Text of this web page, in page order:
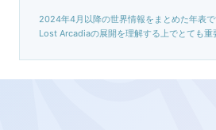
2024年4月以降の世界情報をまとめた年表で
Lost Arcadiaの展開を理解する上でとても重